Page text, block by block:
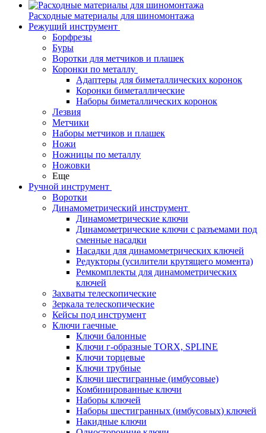
Расходные материалы для шиномонтажа
Режущий инструмент
Борфрезы
Буры
Воротки для метчиков и плашек
Коронки по металлу
Адаптеры для биметаллических коронок
Коронки биметаллические
Наборы биметаллических коронок
Лезвия
Метчики
Наборы метчиков и плашек
Ножи
Ножницы по металлу
Ножовки
Еще
Ручной инструмент
Воротки
Динамометрический инструмент
Динамометрические ключи
Динамометрические ключи с разъемами под
сменные насадки
Насадки для динамометрических ключей
Редукторы (усилители крутящего момента)
Ремкомплекты для динамометрических
ключей
Захваты телескопические
Зеркала телескопические
Кейсы под инструмент
Ключи гаечные
Ключи балонные
Ключи г-образные TORX, SPLINE
Ключи торцевые
Ключи трубные
Ключи шестигранные (имбусовые)
Комбинированные ключи
Наборы ключей
Наборы шестигранных (имбусовых) ключей
Накидные ключи